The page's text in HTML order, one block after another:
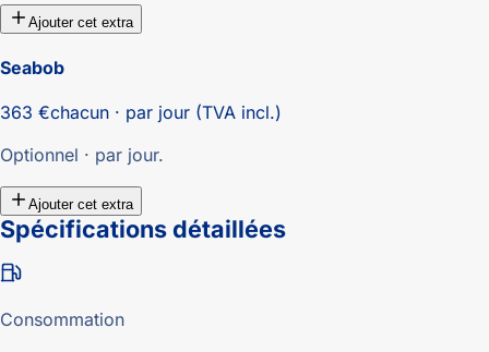
Ajouter cet extra
Seabob
363 €chacun · par jour (TVA incl.)
Optionnel · par jour.
Ajouter cet extra
Spécifications détaillées
Consommation